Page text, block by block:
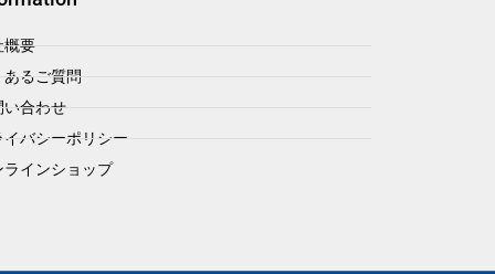
概要
あるご質問
い合わせ
イバシーポリシー
ラインショップ